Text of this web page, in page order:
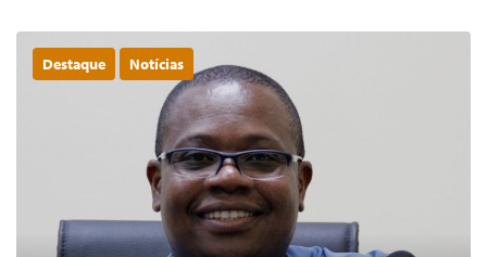
Destaque Notícias